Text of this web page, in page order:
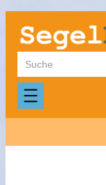
Zum
Inhalt
springen
Suchen